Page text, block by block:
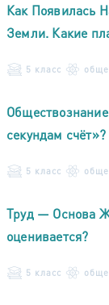
Как Появилась
Земли. Какие
5 класс
секундам счёт»?
5 класс
Труд — Основа
оценивается?
5 класс